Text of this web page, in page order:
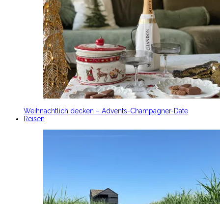
Weihnachtlich decken – Advents-Champagner-Date
Reisen